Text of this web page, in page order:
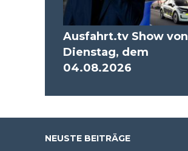
Ausfahrt.tv Show von
Dienstag, dem
04.08.2026
NEUSTE BEITRÄGE